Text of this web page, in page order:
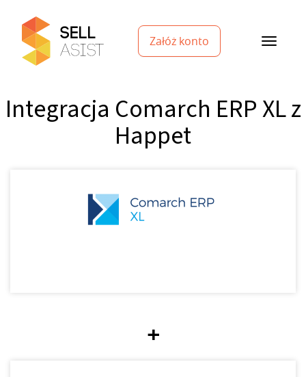
Załóż konto
Integracja Comarch ERP XL z
Happet
+